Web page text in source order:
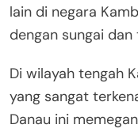
lain di negara
dengan sungai
Di wilayah tengah
yang sangat
Danau ini